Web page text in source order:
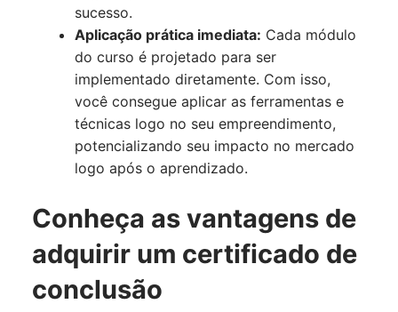
sucesso.
Aplicação prática imediata: Cada módulo
do curso é projetado para ser
implementado diretamente. Com isso,
você consegue aplicar as ferramentas e
técnicas logo no seu empreendimento,
potencializando seu impacto no mercado
logo após o aprendizado.
Conheça as vantagens de
adquirir um certificado de
conclusão